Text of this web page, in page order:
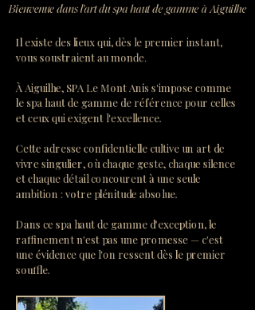
Bienvenue dans l'art du spa haut de gamme à Aiguilhe
Il existe des lieux qui, dès le premier instant,
vous soustraient au monde.
À Aiguilhe, SPA Le Mont Anis s'impose comme
le spa haut de gamme de référence pour celles
et ceux qui exigent l'excellence.
Cette adresse confidentielle cultive un art de
vivre singulier, où chaque geste, chaque silence
et chaque détail concourent à une seule
ambition : votre plénitude absolue.
Dans ce spa haut de gamme d'exception, le
raffinement n'est pas une promesse — c'est
une évidence que l'on ressent dès le premier
souffle.